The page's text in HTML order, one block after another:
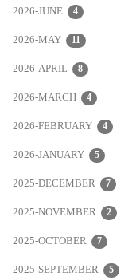
2026-JUNE 4
2026-MAY 11
2026-APRIL 8
2026-MARCH 4
2026-FEBRUARY 4
2026-JANUARY 5
2025-DECEMBER 7
2025-NOVEMBER 2
2025-OCTOBER 7
2025-SEPTEMBER 5